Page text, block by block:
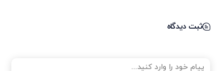
ثبت دیدگاه